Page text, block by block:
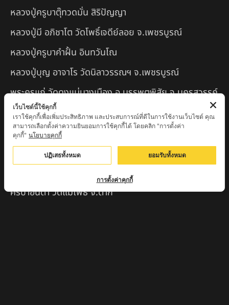
หลวงปู่ครูบาตุ๊ทวดมั่น สิริปัญญา
หลวงปู่มี อภิชาโต วัดโพธิ์เจดีย์ลอย จ.เพชรบูรณ์
หลวงปู่ครูบาคำฝั้น อินทวันโณ
หลวงปู่บุญ อาจาโร วัดนิลาวรรณฯ จ.เพชรบูรณ์
พระครูแก่ วัดดงแม่นางเมือง อ.บรรพตพิสัย จ.นครสวรรค์
ครูบาเมือง ฐิตสทฺโธ วัดปางมะกง จ.เชียงใหม่
ครูบาหลวงตาปราบป่า วัดนาหวาย จ.เชียงใหม่
หลวงพ่อสุพจน์ จันทูปโม วัดศรีทรงธรรม จ.นครสวรรค์
หลวงปู่เหิน วัดร่องหอย อ.ศรีเทพ จ.เพชรบูรณ์
ครูบาอินตา วัดแม่โพธิ์ จ.ตาก
เว็บไซต์นี้ใช้คุกกี้
เราใช้คุกกี้เพื่อเพิ่มประสิทธิภาพ และประสบการณ์ที่ดีในการใช้งานเว็บไซต์ คุณ
สามารถเลือกตั้งค่าความยินยอมการใช้คุกกี้ได้ โดยคลิก "การตั้งค่า
คุกกี้" นโยบายคุกกี้
ปฏิเสธทั้งหมด ยอมรับทั้งหมด
การตั้งค่าคุกกี้